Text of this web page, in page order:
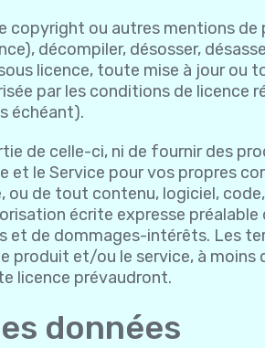
ou autres mentions de
décompiler, désosser,
licence, toute mise à jour ou
par les conditions de licence
échéant).
de celle-ci, ni de fournir des
et le Service pour vos propres
de tout contenu, logiciel,
écrite expresse
et de dommages-intérêts. Les
et/ou le service, à moins
licence prévaudront.
données